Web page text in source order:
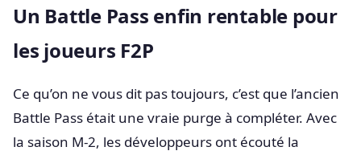
Un Battle Pass enfin rentable pour
les joueurs F2P
Ce qu’on ne vous dit pas toujours, c’est que l’ancien
Battle Pass était une vraie purge à compléter. Avec
la saison M-2, les développeurs ont écouté la